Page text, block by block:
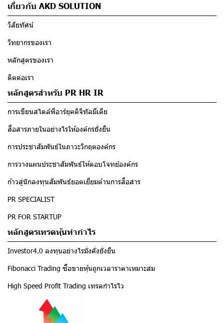
เกี่ยวกับ AKD SOLUTION
วิสัยทัศน์
วิทยากรของเรา
หลักสูตรของเรา
ติดต่อเรา
หลักสูตรสำหรับ PR HR IR
การเขียนสไตล์พีอาร์ยุคดิจิทัลมีเดีย
สื่อสารภายในอย่างไรให้องค์กรยั่งยืน
การประชาสัมพันธ์ในภาวะวิกฤตองค์กร
การวางแผนประชาสัมพันธ์ให้ตอบโจทย์องค์กร
ก้าวสู่นักลงทุนสัมพันธ์ยอดเยี่ยมด้านการสื่อสาร
PR SPECIALIST
PR FOR STARTUP
หลักสูตรเทรดหุ้นทำกำไร
Investor4.0 ลงทุนอย่างไรมั่งคั่งยั่งยืน
Fibonacci Trading ซื้อขายหุ้นถูกเวลาราคาเหมาะสม
High Speed Profit Trading เทรดกำไรไว